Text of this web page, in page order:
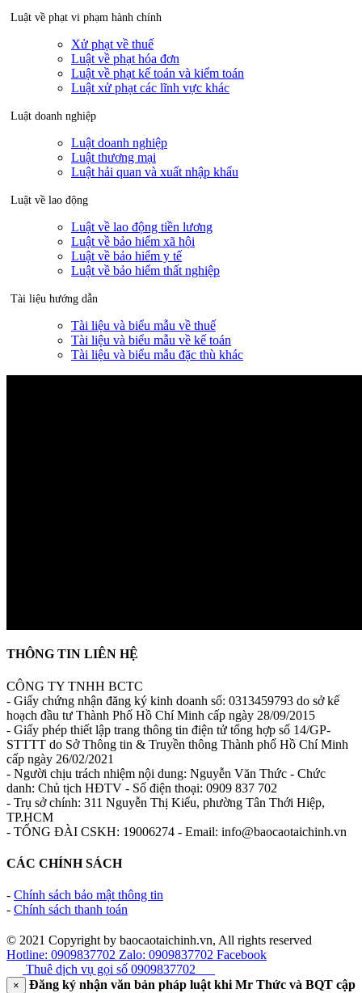
Luật về phạt vi phạm hành chính
Xử phạt về thuế
Luật về phạt hóa đơn
Luật về phạt kế toán và kiểm toán
Luật xử phạt các lĩnh vực khác
Luật doanh nghiệp
Luật doanh nghiệp
Luật thương mại
Luật hải quan và xuất nhập khẩu
Luật về lao động
Luật về lao động tiền lương
Luật về bảo hiểm xã hội
Luật về bảo hiểm y tế
Luật về bảo hiểm thất nghiệp
Tài liệu hướng dẫn
Tài liệu và biểu mẫu về thuế
Tài liệu và biểu mẫu về kế toán
Tài liệu và biểu mẫu đặc thù khác
THÔNG TIN LIÊN HỆ
CÔNG TY TNHH BCTC
- Giấy chứng nhận đăng ký kinh doanh số: 0313459793 do sở kế
hoạch đầu tư Thành Phố Hồ Chí Minh cấp ngày 28/09/2015
- Giấy phép thiết lập trang thông tin điện tử tổng hợp số 14/GP-
STTTT do Sở Thông tin & Truyền thông Thành phố Hồ Chí Minh
cấp ngày 26/02/2021
- Người chịu trách nhiệm nội dung: Nguyễn Văn Thức - Chức
danh: Chủ tịch HĐTV - Số điện thoại: 0909 837 702
- Trụ sở chính: 311 Nguyễn Thị Kiểu, phường Tân Thới Hiệp,
TP.HCM
- TỔNG ĐÀI CSKH: 19006274 - Email: info@baocaotaichinh.vn
CÁC CHÍNH SÁCH
- Chính sách bảo mật thông tin
- Chính sách thanh toán
© 2021 Copyright by baocaotaichinh.vn, All rights reserved
Hotline: 0909837702 Zalo: 0909837702 Facebook
Thuê dịch vụ gọi số 0909837702
×
Đăng ký nhận văn bản pháp luật khi Mr Thức và BQT cập